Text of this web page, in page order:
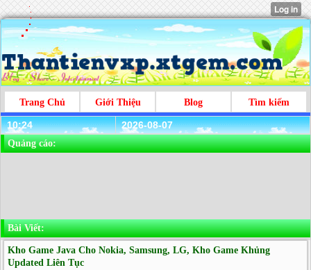
Trang Chủ Giới Thiệu Blog Tìm kiếm
10:24 2026-08-07
Quảng cáo:
Bài Viết:
Kho Game Java Cho Nokia, Samsung, LG, Kho Game Khủng
Updated Liên Tục